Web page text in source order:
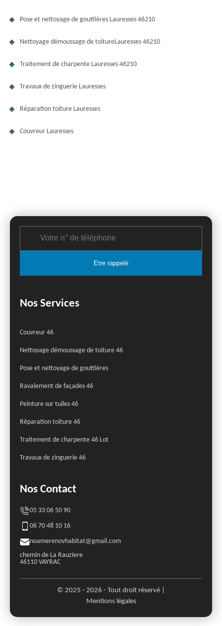
Pose et nettoyage de gouttières Lauresses 46210
Nettoyage démoussage de toitureLauresses 46210
Traitement de charpente Lauresses 46210
Travaux de zinguerie Lauresses
Réparation toiture Lauresses
Couvreur Lauresses
Nos Services
Couvreur 46
Nettoyage démoussage de toiture 46
Pose et nettoyage de gouttières
Ravalement de façades 46
Peinture sur tuiles 46
Réparation toiture 46
Traitement de charpente 46 Lot
Travaux de zinguerie 46
Nos Contact
05 33 06 50 90
06 70 48 10 16
noamerenovhabitat@gmail.com
chemin de La Rauziere
46110 VAYRAC
© 2025 - 2026 - Tout droit réservé |
Mentions légales